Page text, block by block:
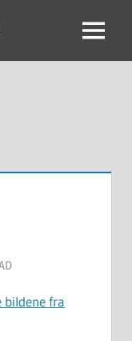
Menu
bildene fra